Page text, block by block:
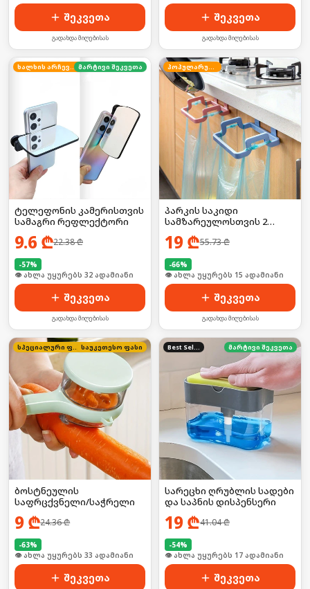
შეკვეთა
გადახდა მიღებისას
შეკვეთა
გადახდა მიღებისას
ხალხის არჩევანი მარტივი შეკვეთა
ტელეფონის კამერისთვის
სამაგრი რეფლექტორი
9.6 ₾22.38₾
-57%
🛒 ბოლო 24სთ-ში იყიდა 43-მა
შეკვეთა
გადახდა მიღებისას
პარკის საკიდი
სამზარეულოსთვის 2
19 ₾55.73₾
-66%
🛒 ბოლო 24სთ-ში იყიდა 23-მა
შეკვეთა
გადახდა მიღებისას
საუკეთესო ფასი
ბოსტნეულის
საფრცქვნელი/საჭრელი
9 ₾24.36₾
-63%
🛒 ბოლო 24სთ-ში იყიდა 50-მა
შეკვეთა
მარტივი შეკვეთა
სარეცხი ღრუბლის სადები
და საპნის დისპენსერი
19 ₾41.04₾
-54%
🛒 ბოლო 24სთ-ში იყიდა 22-მა
შეკვეთა